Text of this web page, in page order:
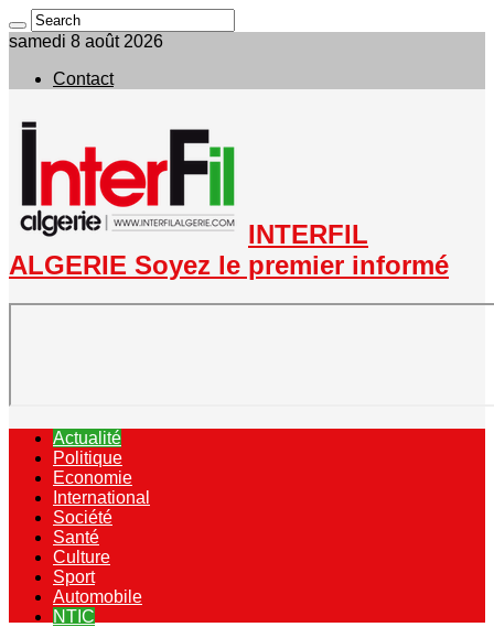
samedi 8 août 2026
Contact
INTERFIL
ALGERIE Soyez le premier informé
Actualité
Politique
Economie
International
Société
Santé
Culture
Sport
Automobile
NTIC